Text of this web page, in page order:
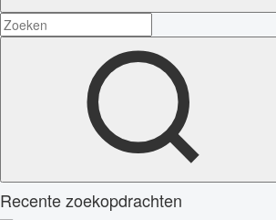
Recente zoekopdrachten